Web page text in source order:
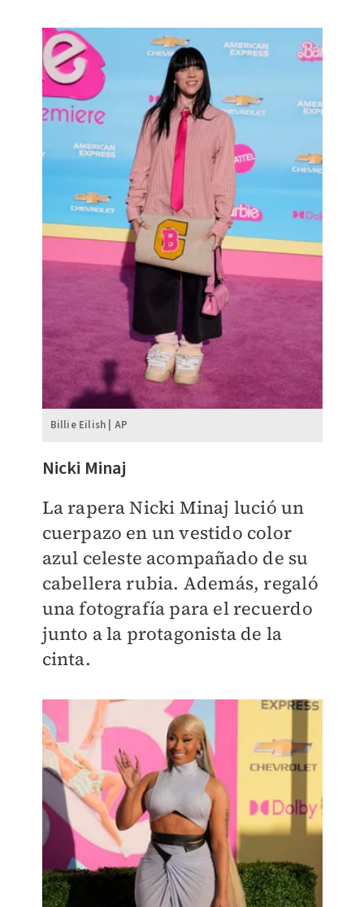
Billie Eilish | AP
Nicki Minaj
La rapera Nicki Minaj lució un
cuerpazo en un vestido color
azul celeste acompañado de su
cabellera rubia. Además, regaló
una fotografía para el recuerdo
junto a la protagonista de la
cinta.